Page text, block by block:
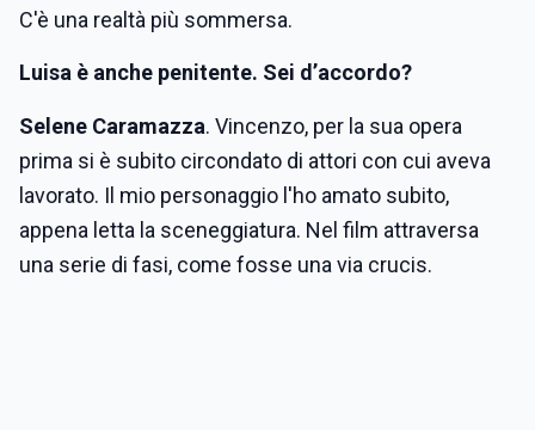
C'è una realtà più sommersa.
Luisa è anche penitente. Sei d’accordo?
Selene Caramazza. Vincenzo, per la sua opera
prima si è subito circondato di attori con cui aveva
lavorato. Il mio personaggio l'ho amato subito,
appena letta la sceneggiatura. Nel film attraversa
una serie di fasi, come fosse una via crucis.